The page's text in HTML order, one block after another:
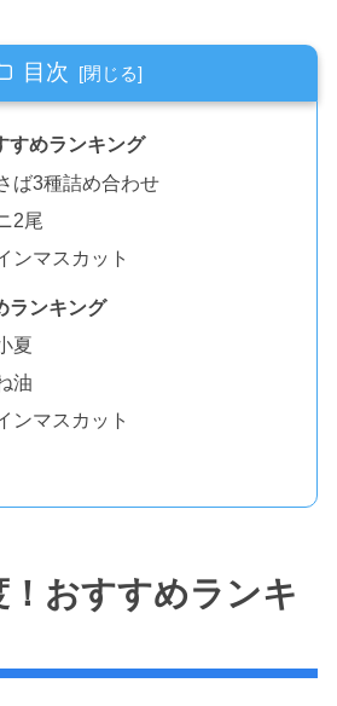
目次
すめランキング
3種詰め合わせ
2尾
マスカット
ランキング
夏
油
マスカット
おすすめランキ